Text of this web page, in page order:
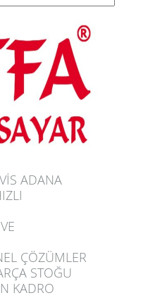
ADANA
VE
ÇÖZÜMLER
STOĞU
KADRO